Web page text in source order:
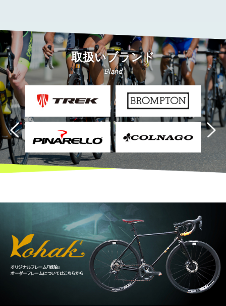
取扱いブランド
Bland